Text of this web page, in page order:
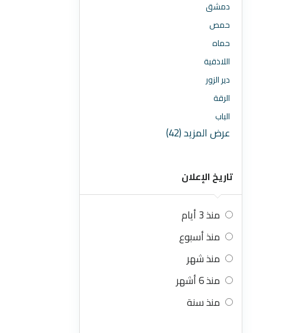
دمشق
حمص
حماه
اللاذقية
دير الزور
الرقة
الباب
عرض المزيد (42)
تاريخ الإعلان
منذ 3 أيام
منذ أسبوع
منذ شهر
منذ 6 أشهر
منذ سنة